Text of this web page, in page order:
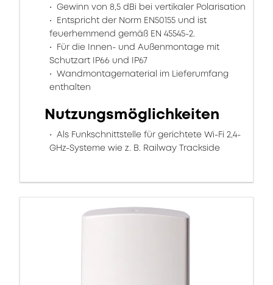
Gewinn von 8,5 dBi bei vertikaler Polarisation
Entspricht der Norm EN50155 und ist
feuerhemmend gemäß EN 45545-2.
Für die Innen- und Außenmontage mit
Schutzart IP66 und IP67
Wandmontagematerial im Lieferumfang
enthalten
Nutzungsmöglichkeiten
Als Funkschnittstelle für gerichtete Wi-Fi 2,4-
GHz-Systeme wie z. B. Railway Trackside